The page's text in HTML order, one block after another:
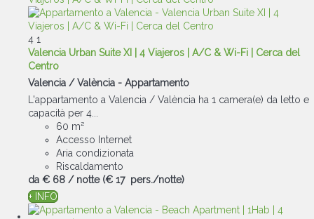
4 1
Valencia Urban Suite XI | 4 Viajeros | A/C & Wi-Fi | Cerca del
Centro
Valencia / València - Appartamento
L'appartamento a Valencia / València ha 1 camera(e) da letto e
capacità per 4...
60 m²
Accesso Internet
Aria condizionata
Riscaldamento
da € 68 / notte (€ 17 pers./notte)
+ INFO